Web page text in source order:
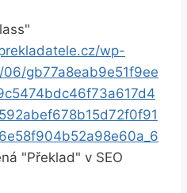
wp-
gb77a8eab9e51f9ee
"Překlad" v⁢ SEO